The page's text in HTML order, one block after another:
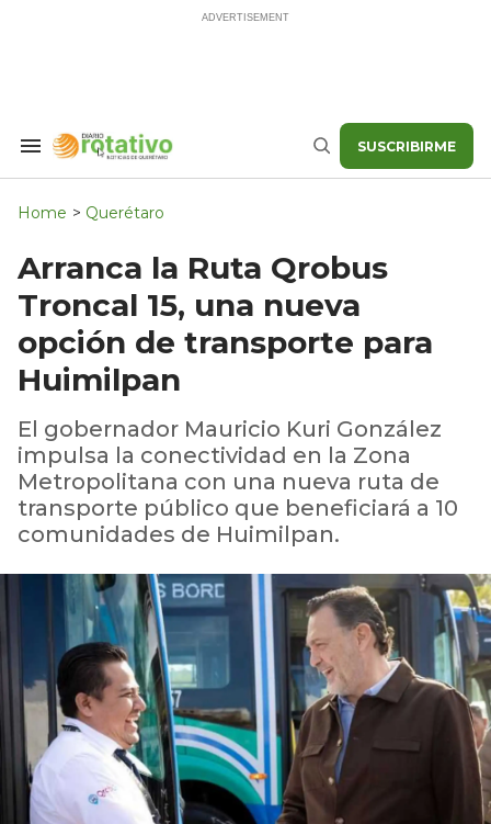
Search
Navigation
Buscar SUSCRIBIRME
Home > Querétaro
Arranca la Ruta Qrobus
Troncal 15, una nueva
opción de transporte para
Huimilpan
El gobernador Mauricio Kuri González
impulsa la conectividad en la Zona
Metropolitana con una nueva ruta de
transporte público que beneficiará a 10
comunidades de Huimilpan.